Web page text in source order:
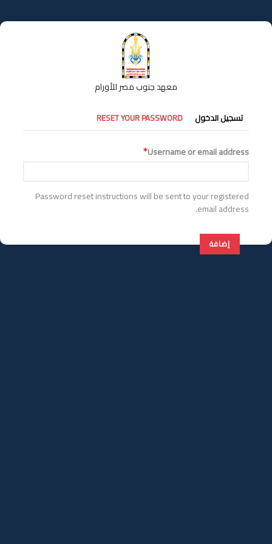
إلى
المحتوى
معهد جنوب مصر للأورام
التبويبات
الأساسية
تسجيل الدخول RESET YOUR PASSWORD
Username or email address
Password reset instructions will be sent to your registered
email address.